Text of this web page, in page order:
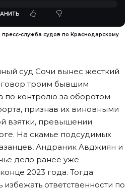
служба судов по Краснодарскому
суд Сочи вынес жесткий
троим бывшим
по контролю за оборотом
признав их виновными
взятки, превышении
На скамье подсудимых
Андраник Авджиян и
дело ранее уже
2023 года. Тогда
избежать ответственности по